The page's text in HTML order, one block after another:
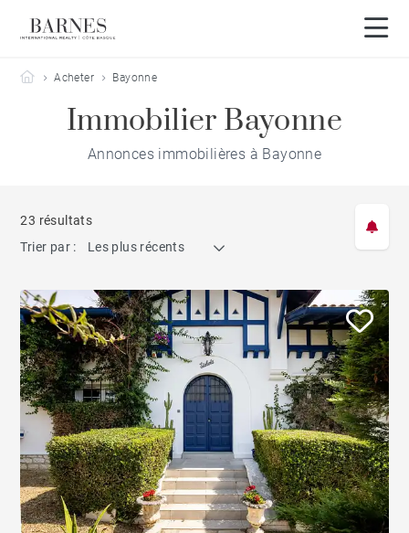
Barnes Côte Basque
Acheter Bayonne
Immobilier Bayonne
Annonces immobilières à Bayonne
23 résultats
Trier par :
Les plus récents